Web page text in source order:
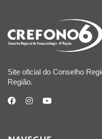
Site oficial do Conselho
Região.